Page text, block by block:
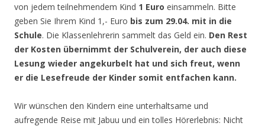
von jedem teilnehmendem Kind 1 Euro einsammeln. Bitte
geben Sie Ihrem Kind 1,- Euro bis zum 29.04. mit in die
Schule. Die Klassenlehrerin sammelt das Geld ein. Den Rest
der Kosten übernimmt der Schulverein, der auch diese
Lesung wieder angekurbelt hat und sich freut, wenn
er die Lesefreude der Kinder somit entfachen kann.
Wir wünschen den Kindern eine unterhaltsame und
aufregende Reise mit Jabuu und ein tolles Hörerlebnis: Nicht